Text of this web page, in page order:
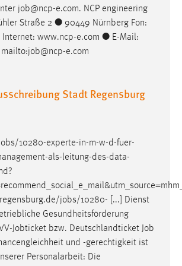
job@ncp-e.com. NCP engineering
Straße 2 ● 90449 Nürnberg Fon:
www.ncp-e.com ● E-Mail:
mailto:job@ncp-e.com
Stadt Regensburg
/10280-experte-in-m-w-d-fuer-
als-leitung-des-data-
jobs/10280- [...] Dienst
Gesundheitsförderung
Jobticket bzw. Deutschlandticket Job
und -gerechtigkeit ist
Personalarbeit: Die